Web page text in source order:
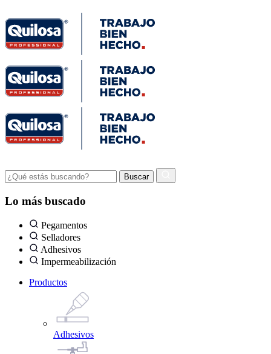
Lo más buscado
Pegamentos
Selladores
Adhesivos
Impermeabilización
Productos
Adhesivos